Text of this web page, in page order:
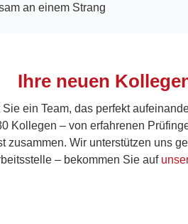
an einem Strang
Ihre neuen
ein Team, das perfekt
Kollegen – von erfahrenen
zusammen. Wir unterstützen uns
– bekommen Sie auf